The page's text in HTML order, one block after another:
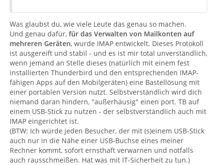
Was glaubst du, wie viele Leute das genau so machen.
Und genau dafür, für das Verwalten von Mailkonten auf
mehreren Geräten, wurde IMAP entwickelt. Dieses Protokoll
ist ausgereift und stabil - und es ist mir total unverständlich,
wenn jemand an Stelle dieses (natürlich mit einem fest
installierten Thunderbird und den entsprechenden IMAP-
fähigen Apps auf den Mobilgeräten) eine Bastellösung mit
einer portablen Version nutzt. Selbstverständlich wird dich
niemand daran hindern, "außerhäusig" einen port. TB auf
einem USB-Stick zu nutzen - der selbstverständlich auch mit
IMAP eingerichtet ist.
(BTW: Ich würde jeden Besucher, der mit (s)einem USB-Stick
auch nur in die Nähe einer USB-Buchse eines meiner
Rechner kommt, sofort ernsthaft verwarnen und notfalls
auch rausschmeißen. Hat was mit IT-Sicherheit zu tun.)